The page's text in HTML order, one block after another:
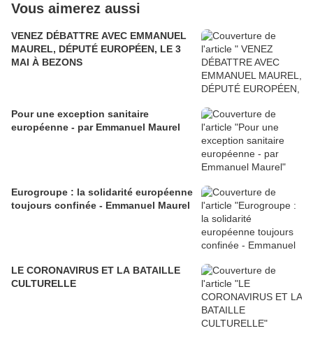
Vous aimerez aussi
VENEZ DÉBATTRE AVEC EMMANUEL
MAUREL, DÉPUTÉ EUROPÉEN, LE 3
MAI À BEZONS
Pour une exception sanitaire
européenne - par Emmanuel Maurel
Eurogroupe : la solidarité européenne
toujours confinée - Emmanuel Maurel
LE CORONAVIRUS ET LA BATAILLE
CULTURELLE